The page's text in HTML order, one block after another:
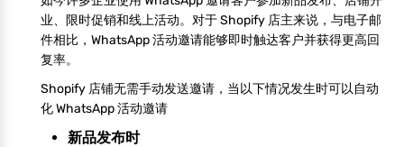
业、限时促销和线上活动。对于 Shopify 店主来说，与电子邮
件相比，WhatsApp 活动邀请能够即时触达客户并获得更高回
复率。
Shopify 店铺无需手动发送邀请，当以下情况发生时可以自动
化 WhatsApp 活动邀请
新品发布时